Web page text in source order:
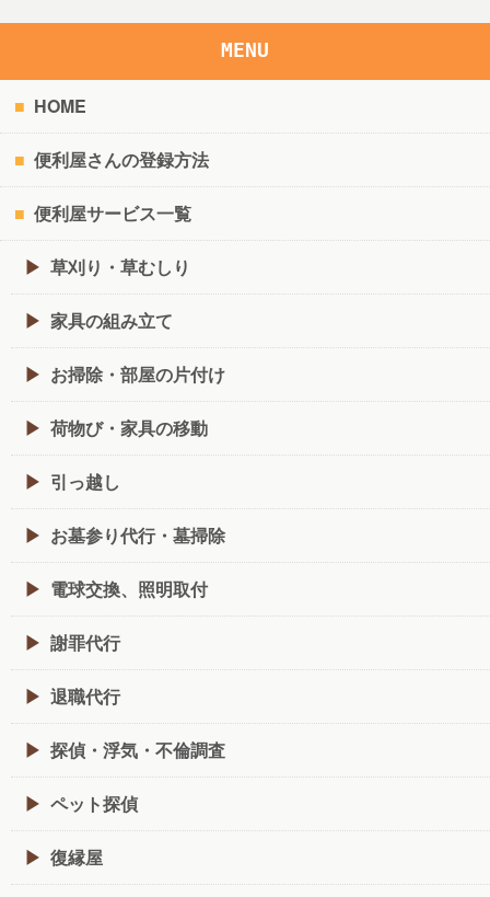
MENU
HOME
便利屋さんの登録方法
便利屋サービス一覧
草刈り・草むしり
家具の組み立て
お掃除・部屋の片付け
荷物び・家具の移動
引っ越し
お墓参り代行・墓掃除
電球交換、照明取付
謝罪代行
退職代行
探偵・浮気・不倫調査
ペット探偵
復縁屋